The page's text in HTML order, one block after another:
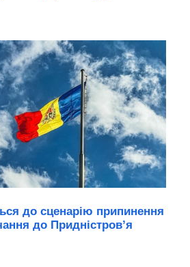
до сценарію припинення
до Придністров’я